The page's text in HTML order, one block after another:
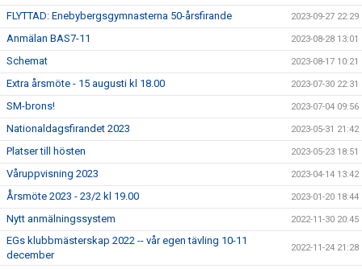
FLYTTAD: Enebybergsgymnasterna 50-årsfirande 2023-09-27 22:29
Anmälan BAS7-11 2023-08-28 13:01
Schemat 2023-08-17 10:21
Extra årsmöte - 15 augusti kl 18.00 2023-07-30 22:31
SM-brons! 2023-07-04 09:56
Nationaldagsfirandet 2023 2023-05-31 21:42
Platser till hösten 2023-05-23 18:51
Våruppvisning 2023 2023-04-14 13:42
Årsmöte 2023 - 23/2 kl 19.00 2023-01-20 18:44
Nytt anmälningssystem 2022-11-30 20:45
EGs klubbmästerskap 2022 -- vår egen tävling 10-11
december
2022-11-24 21:28